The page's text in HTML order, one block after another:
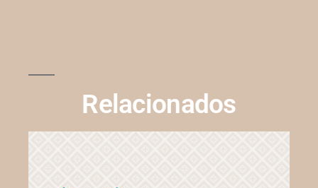
Relacionados